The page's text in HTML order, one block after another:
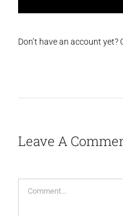
Don’t have an account
Leave A
Comment